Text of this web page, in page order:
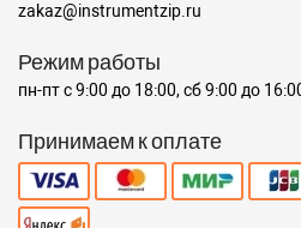
zakaz@instrumentzip.ru
Режим работы
пн-пт с 9:00 до 18:00, сб 9:00 до
Принимаем к оплате